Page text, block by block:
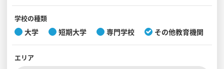
入試・受験入門
学校の種類
大学 短期大学 専門学校 その他教育機関
エリア